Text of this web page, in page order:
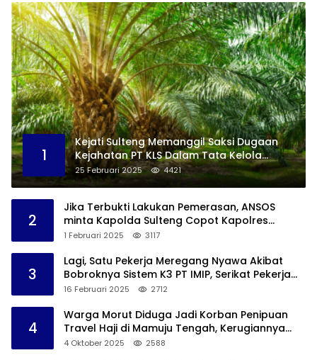
1
Kejati Sulteng Memanggil Saksi Dugaan
Kejahatan PT KLS Dalam Tata Kelola
Perkebunan Sawit Di Banggai
25 Februari 2025 4421
2
Jika Terbukti Lakukan Pemerasan, ANSOS
minta Kapolda Sulteng Copot Kapolres
Bangkep
1 Februari 2025 3117
3
Lagi, Satu Pekerja Meregang Nyawa Akibat
Bobroknya Sistem K3 PT IMIP, Serikat Pekerja
Akan Lakukan Demo
16 Februari 2025 2712
4
Warga Morut Diduga Jadi Korban Penipuan
Travel Haji di Mamuju Tengah, Kerugiannya
Ditaksir Capai Rp 800 juta
4 Oktober 2025 2588